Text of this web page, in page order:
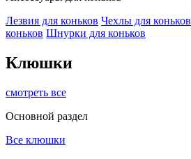
Лезвия для коньков Чехлы для коньков
коньков Шнурки для коньков
Клюшки
смотреть все
Основной раздел
Все клюшки